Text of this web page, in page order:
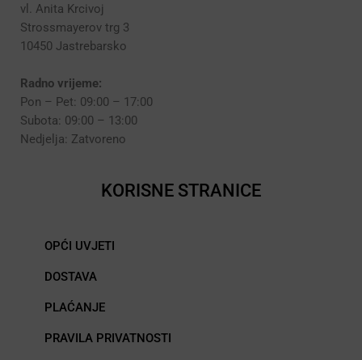
vl. Anita Krcivoj
Strossmayerov trg 3
10450 Jastrebarsko
Radno vrijeme:
Pon – Pet: 09:00 – 17:00
Subota: 09:00 – 13:00
Nedjelja: Zatvoreno
KORISNE STRANICE
OPĆI UVJETI
DOSTAVA
PLAĆANJE
PRAVILA PRIVATNOSTI